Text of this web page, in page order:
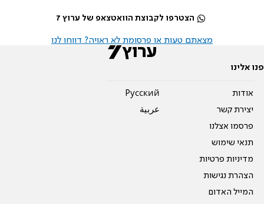
הצטרפו לקבוצת הוואטצאפ של ערוץ 7
מצאתם טעות או פרסומת לא ראויה? דווחו לנו
פנו אלינו
אודות
יצירת קשר
פרסמו אצלנו
תנאי שימוש
מדיניות פרטיות
הצהרת נגישות
המייל האדום
Pусский
عربية